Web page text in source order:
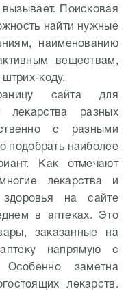
Поисковая
найти нужные
наименованию
веществам,
коду.
сайта для
лекарства разных
с разными
подобрать наиболее
Как отмечают
лекарства и
на сайте
в аптеках. Это
заказанные на
напрямую с
заметна
лекарств.